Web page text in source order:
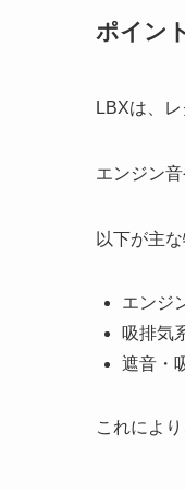
ポイン
LBXは、
エンジン
以下が主
エンジ
吸排気
遮音・
これによ